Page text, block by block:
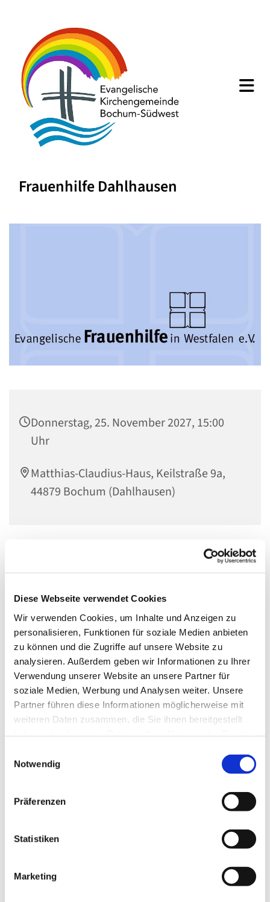
Diese Webseite verwendet Cookies
Wir verwenden Cookies, um Inhalte und Anzeigen zu
personalisieren, Funktionen für soziale Medien anbieten
zu können und die Zugriffe auf unsere Website zu
analysieren. Außerdem geben wir Informationen zu Ihrer
Verwendung unserer Website an unsere Partner für
soziale Medien, Werbung und Analysen weiter. Unsere
Partner führen diese Informationen möglicherweise mit
weiteren Daten zusammen, die Sie ihnen bereitgestellt
Notwendig
Präferenzen
Statistiken
Marketing
Frauenhilfe Dahlhausen
Donnerstag, 25. November 2027, 15:00
Uhr
Matthias-Claudius-Haus, Keilstraße 9a,
44879 Bochum (Dahlhausen)
Dies könnte Sie auch interessieren